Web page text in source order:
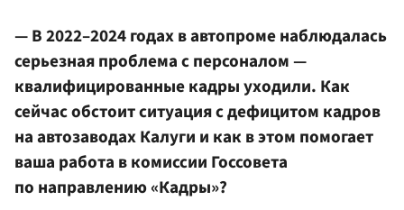
— В 2022–2024 годах в автопроме наблюдалась
серьезная проблема с персоналом —
квалифицированные кадры уходили. Как
сейчас обстоит ситуация с дефицитом кадров
на автозаводах Калуги и как в этом помогает
ваша работа в комиссии Госсовета
по направлению «Кадры»?